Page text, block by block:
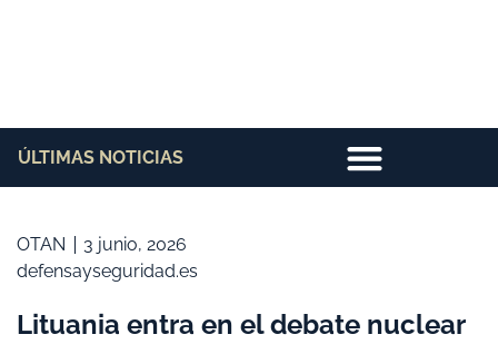
ÚLTIMAS NOTICIAS
OTAN
3 junio, 2026
defensayseguridad.es
Lituania entra en el debate nuclear